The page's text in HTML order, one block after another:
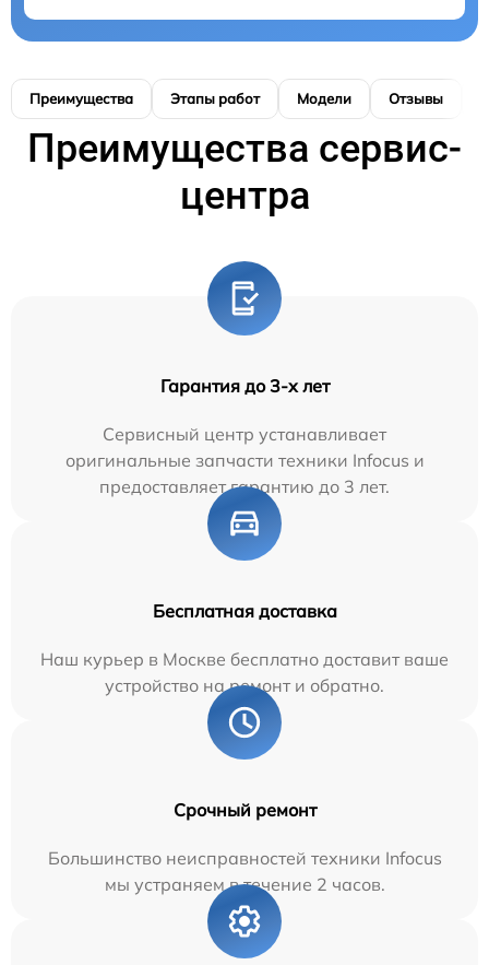
Преимущества Этапы работ Модели Отзывы
Преимущества сервис-
центра
Гарантия до 3-х лет
Сервисный центр устанавливает
оригинальные запчасти техники Infocus и
предоставляет гарантию до 3 лет.
Бесплатная доставка
Наш курьер в Москве бесплатно доставит ваше
устройство на ремонт и обратно.
Срочный ремонт
Большинство неисправностей техники Infocus
мы устраняем в течение 2 часов.